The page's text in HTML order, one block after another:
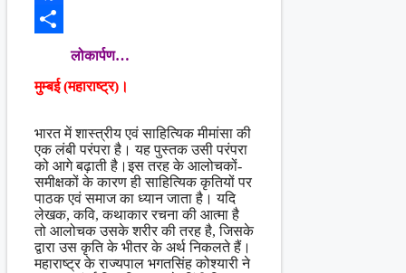
Facebook
लोकार्पण…
मुम्बई (महाराष्ट्र)।
भारत में शास्त्रीय एवं साहित्यिक मीमांसा की
एक लंबी परंपरा है। यह पुस्तक उसी परंपरा
को आगे बढ़ाती है।इस तरह के आलोचकों-
समीक्षकों के कारण ही साहित्यिक कृतियों पर
पाठक एवं समाज का ध्यान जाता है। यदि
लेखक, कवि, कथाकार रचना की आत्मा है
तो आलोचक उसके शरीर की तरह है, जिसके
द्वारा उस कृति के भीतर के अर्थ निकलते हैं।
महाराष्ट्र के राज्यपाल भगतसिंह कोश्यारी ने